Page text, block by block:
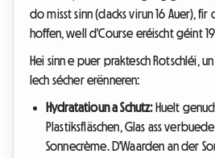
do misst sinn (dacks virun 16 Auer),
hoffen, well d'Course eréischt géint
Hei sinn e puer praktesch Rotschléi,
Iech sécher erënneren:
Hydratatioun a Schutz:Huelt
Plastiksfläschen, Glas ass
Sonnecrème. D'Waarden an der